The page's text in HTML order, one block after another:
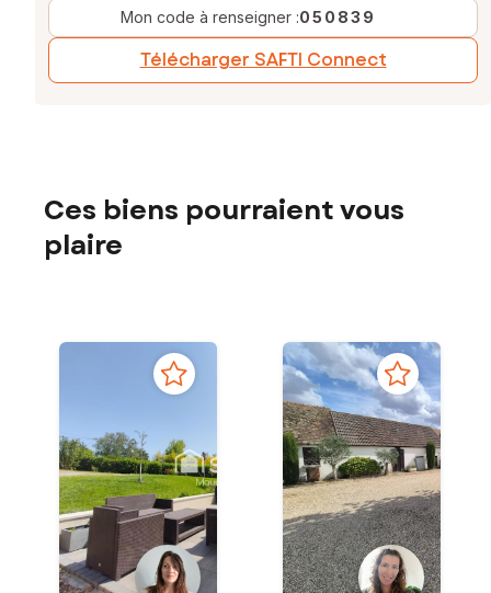
Mon code à renseigner :050839
Télécharger SAFTI Connect
Ces biens pourraient vous
plaire